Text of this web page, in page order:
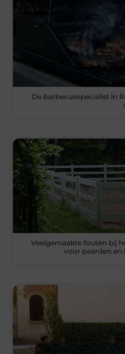
De barbecuespecialist in
Veelgemaakte fouten bij
voor paarden en